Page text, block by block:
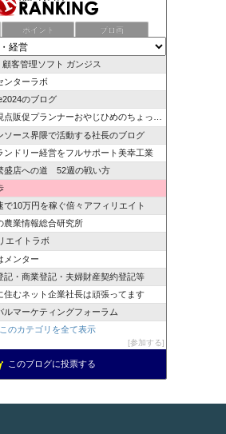
ポイント ブロ画
顧客管理ソフト ガンジス
ンターラボ
のブログ
販促プランナーおやじひめのちょっとタメになる話
ソース界隈で活動する社長のブログ
ンドリー経営をフルサポート美幸工業
盛店への道 52週の戦い方
で10万円を稼ぐ倍々アフィリエイト
農業情報総合研究所
エイトラボ
メンター
記・商業登記・夫婦財産契約登記等
住むネット企業社長は頑張ってます
ルマーケティングフォーラム
このカテゴリを全て表示
参加する
このブログに投票する